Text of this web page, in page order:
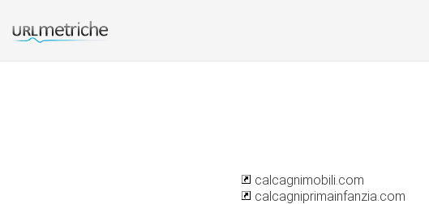
calcagnimobili.com
calcagniprimainfanzia.com